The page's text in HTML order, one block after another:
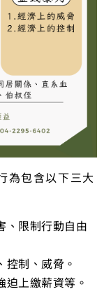
為包含以下三大
、限制行動自由
控制、威脅。
迫上繳薪資等。